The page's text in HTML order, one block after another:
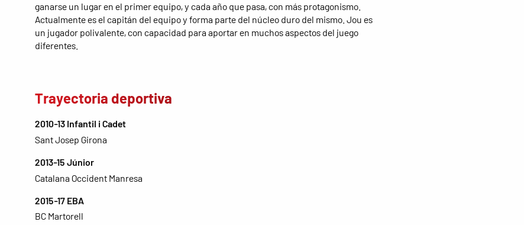
ganarse un lugar en el primer equipo, y cada año que pasa, con más protagonismo.
Actualmente es el capitán del equipo y forma parte del núcleo duro del mismo. Jou es
un jugador polivalente, con capacidad para aportar en muchos aspectos del juego
diferentes.
Trayectoria deportiva
2010-13 Infantil i Cadet
Sant Josep Girona
2013-15 Júnior
Catalana Occident Manresa
2015-17 EBA
BC Martorell